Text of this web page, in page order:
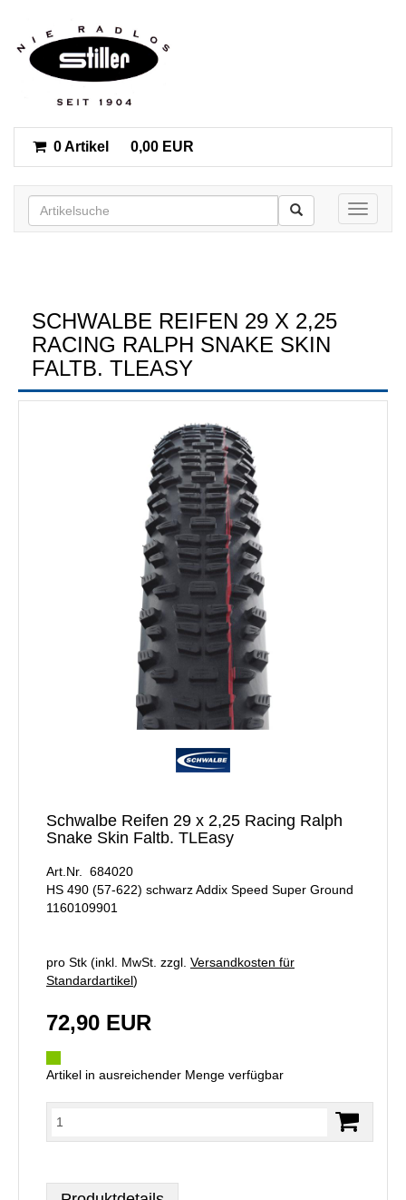
0 Artikel 0,00 EUR
Toggle
SCHWALBE REIFEN 29 X 2,25
RACING RALPH SNAKE SKIN
FALTB. TLEASY
Schwalbe Reifen 29 x 2,25 Racing Ralph
Snake Skin Faltb. TLEasy
Art.Nr. 684020
HS 490 (57-622) schwarz Addix Speed Super Ground
1160109901
pro Stk (inkl. MwSt. zzgl. Versandkosten für
Standardartikel)
72,90 EUR
Artikel in ausreichender Menge verfügbar